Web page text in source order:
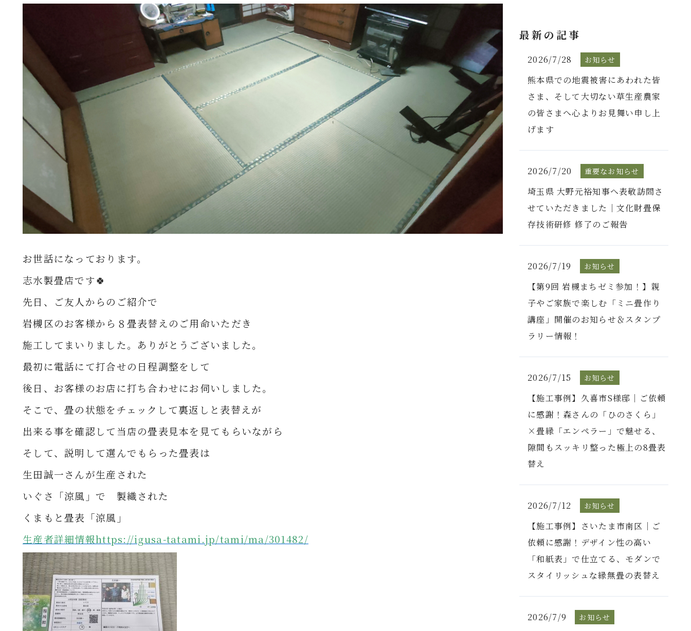
お世話になっております。
志水製畳店です🍀
先日、ご友人からのご紹介で
岩槻区のお客様から８ 畳表替えのご用命いただき
施工してまいりました。 ありがとうございました。
最初に電話にて打合せの日程調整をして
後日、お客様のお店に打ち合わせにお伺いしました。
そこで、畳の状態をチェックして裏返しと 表替えが
出来る事を確認して 当店の畳表見本を見てもらいながら
そして、説明して選んでもらった畳表は
生田誠一さんが生産された
いぐさ「涼風」で
製織された
くまもと畳表「涼風」
生産者詳細情報https://igusa-tatami.jp/tami/ma/301482/
最新の記事
2026/7/28 お知らせ
熊本県での地震被害にあわれた皆
さま、そして大切ない草生産農家
の皆さまへ心よりお見舞い申し上
げます
2026/7/20 重要なお知らせ
埼玉県 大野元裕知事へ表敬訪問さ
せていただきました｜文化財畳保
存技術研修 修了のご報告
2026/7/19 お知らせ
【第9回 岩槻まちゼミ参加！】親
子やご家族で楽しむ「ミニ畳作り
講座」開催のお知らせ＆スタンプ
ラリー情報！
2026/7/15 お知らせ
【施工事例】久喜市S様邸｜ご依頼
に感謝！森さんの「ひのさくら」
×畳縁「エンペラー」で魅せる、
隙間もスッキリ整った極上の8畳表
替え
2026/7/12 お知らせ
【施工事例】さいたま市南区｜ご
依頼に感謝！デザイン性の高い
「和紙表」で仕立てる、モダンで
スタイリッシュな縁無畳の表替え
2026/7/9 お知らせ